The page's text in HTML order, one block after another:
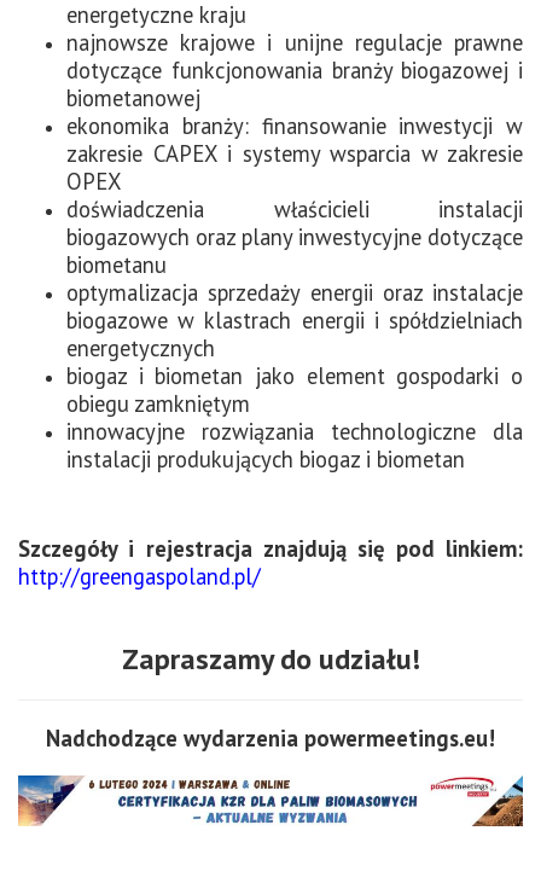
energetyczne kraju
najnowsze krajowe i unijne regulacje prawne
dotyczące funkcjonowania branży biogazowej i
biometanowej
ekonomika branży: finansowanie inwestycji w
zakresie CAPEX i systemy wsparcia w zakresie
OPEX
doświadczenia właścicieli instalacji
biogazowych oraz plany inwestycyjne dotyczące
biometanu
optymalizacja sprzedaży energii oraz instalacje
biogazowe w klastrach energii i spółdzielniach
energetycznych
biogaz i biometan jako element gospodarki o
obiegu zamkniętym
innowacyjne rozwiązania technologiczne dla
instalacji produkujących biogaz i biometan
Szczegóły i rejestracja znajdują się pod linkiem:
http://greengaspoland.pl/
Zapraszamy do udziału!
Nadchodzące wydarzenia powermeetings.eu!